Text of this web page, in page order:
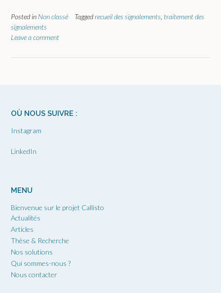
Posted in Non classé Taggedrecueil des signalements traitement des
signalements
Leave a comment
OÙ NOUS SUIVRE :
Instagram
LinkedIn
MENU
Bienvenue sur le projet Callisto
Actualités
Articles
Thèse & Recherche
Nos solutions
Qui sommes-nous ?
Nous contacter